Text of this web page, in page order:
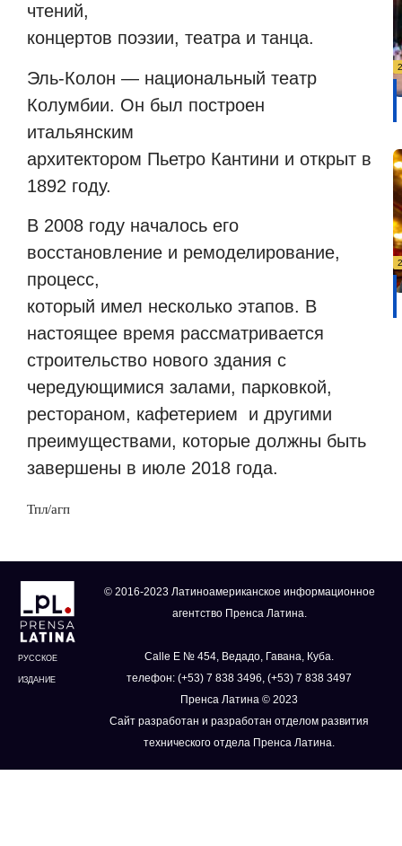
чтений,
концертов поэзии, театра и танца.
Эль-Колон — национальный театр
Колумбии. Он был построен
итальянским
архитектором Пьетро Кантини и открыт в
1892 году.
В 2008 году началось его
восстановление и ремоделирование,
процесс,
который имел несколько этапов. В
настоящее время рассматривается
строительство нового здания с
чередующимися залами, парковкой,
рестораном, кафетерием
и другими
преимуществами, которые должны быть
завершены в июле 2018 года.
Тпл/агп
РУССКОЕ
ИЗДАНИЕ
© 2016-2023 Латиноамериканское информационное
агентство Пренса Латина.
Calle E № 454, Ведадо, Гавана, Куба.
телефон: (+53) 7 838 3496, (+53) 7 838 3497
Пренса Латина © 2023
Сайт разработан и разработан отделом развития
технического отдела Пренса Латина.